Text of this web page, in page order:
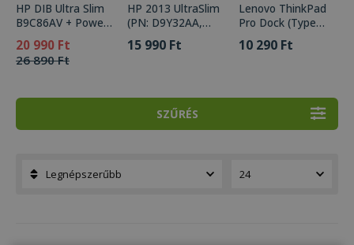
HP DIB Ultra Slim
B9C86AV + Power
adapter HP 65W
20 990 Ft
26 890 Ft
HP 2013 UltraSlim
(PN: D9Y32AA,
D9Y19AV)
15 990 Ft
Lenovo ThinkPad
Pro Dock (Type
40A1)
10 290 Ft
SZŰRÉS